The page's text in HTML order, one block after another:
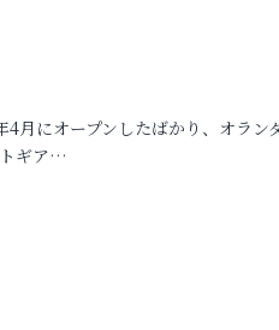
月にオープンしたばかり、オラン
ギア…